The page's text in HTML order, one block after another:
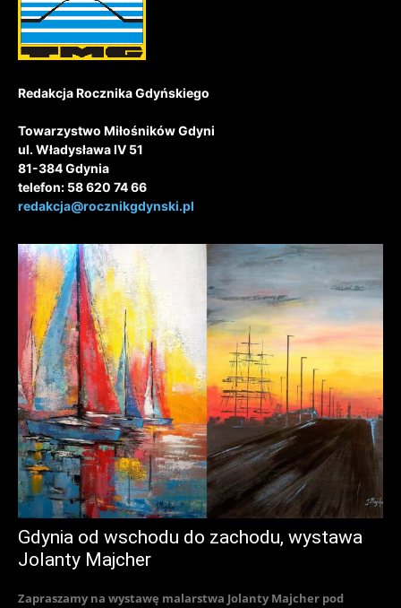
Redakcja Rocznika Gdyńskiego
Towarzystwo Miłośników Gdyni
ul. Władysława IV 51
81-384 Gdynia
telefon: 58 620 74 66
redakcja@rocznikgdynski.pl
Gdynia od wschodu do zachodu, wystawa
Jolanty Majcher
Zapraszamy na wystawę malarstwa Jolanty Majcher pod